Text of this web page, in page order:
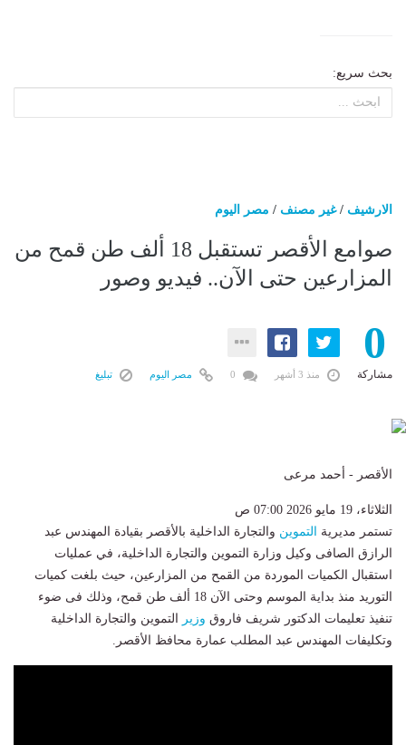
بحث سريع:
الارشيف /غير مصنف / مصر اليوم
صوامع الأقصر تستقبل 18 ألف طن قمح من
المزارعين حتى الآن.. فيديو وصور
0
مشاركة منذ 3 أشهر مصر اليوم تبليغ
الأقصر - أحمد مرعى
الثلاثاء، 19 مايو 2026 07:00 ص
تستمر مديرية التموين والتجارة الداخلية بالأقصر بقيادة المهندس عبد
الرازق الصافى وكيل وزارة التموين والتجارة الداخلية، في عمليات
استقبال الكميات الموردة من القمح من المزارعين، حيث بلغت كميات
التوريد منذ بداية الموسم وحتى الآن 18 ألف طن قمح، وذلك فى ضوء
تنفيذ تعليمات الدكتور شريف فاروق وزير التموين والتجارة الداخلية
وتكليفات المهندس عبد المطلب عمارة محافظ الأقصر.